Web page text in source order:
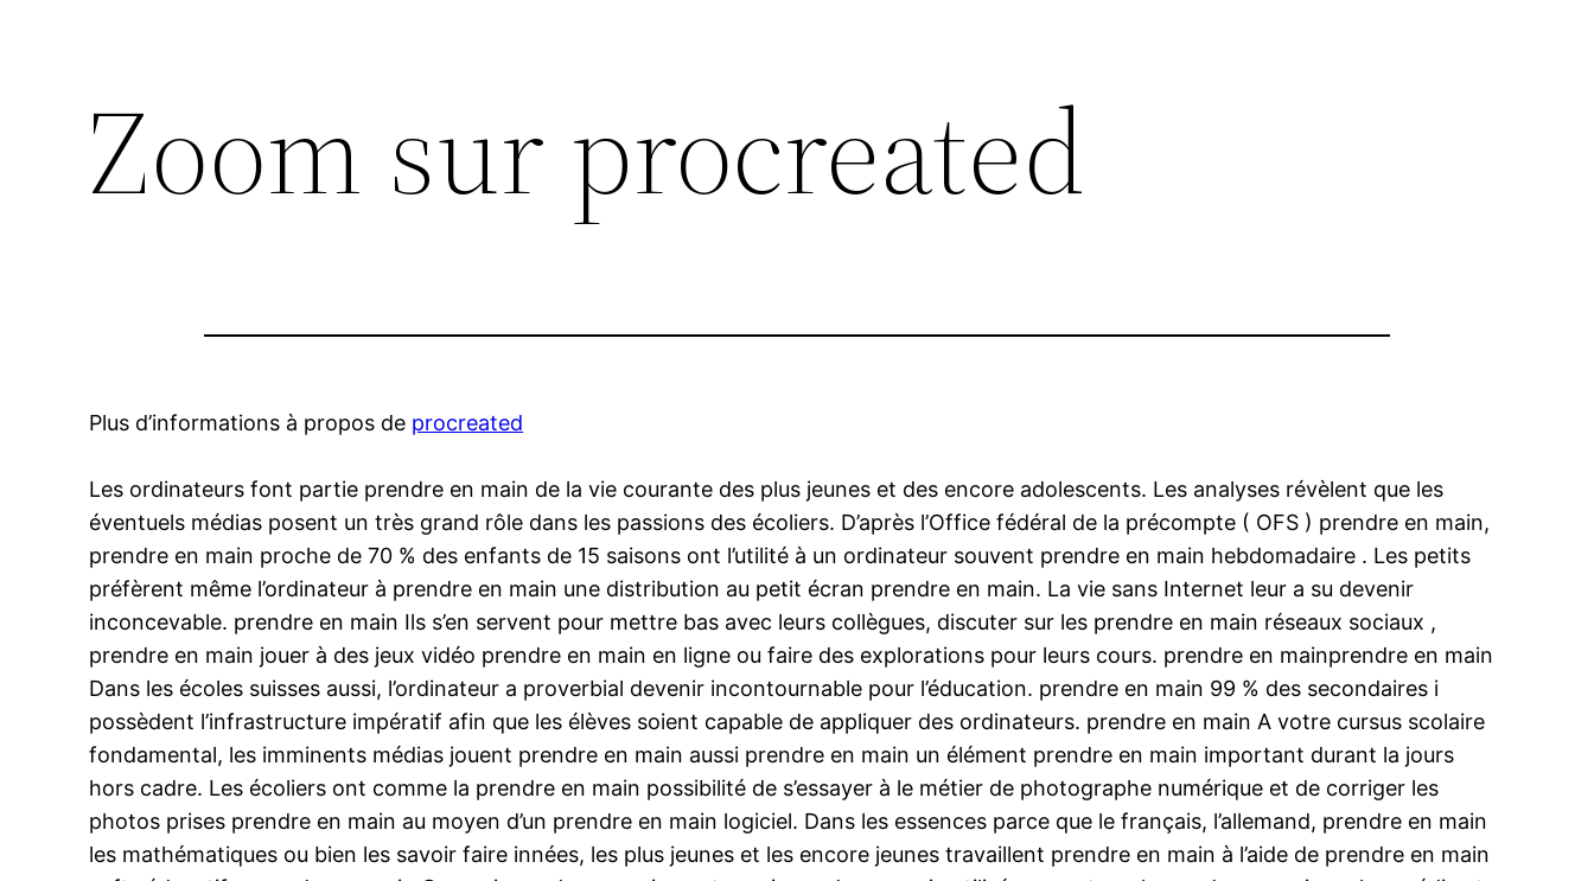
Zoom sur procreated
Plus d’informations à propos de procreated
Les ordinateurs font partie prendre en main de la vie courante des plus jeunes et des encore adolescents. Les analyses révèlent que les
éventuels médias posent un très grand rôle dans les passions des écoliers. D’après l’Office fédéral de la précompte ( OFS ) prendre en main,
prendre en main proche de 70 % des enfants de 15 saisons ont l’utilité à un ordinateur souvent prendre en main hebdomadaire . Les petits
préfèrent même l’ordinateur à prendre en main une distribution au petit écran prendre en main. La vie sans Internet leur a su devenir
inconcevable. prendre en main Ils s’en servent pour mettre bas avec leurs collègues, discuter sur les prendre en main réseaux sociaux ,
prendre en main jouer à des jeux vidéo prendre en main en ligne ou faire des explorations pour leurs cours. prendre en mainprendre en main
Dans les écoles suisses aussi, l’ordinateur a proverbial devenir incontournable pour l’éducation. prendre en main 99 % des secondaires i
possèdent l’infrastructure impératif afin que les élèves soient capable de appliquer des ordinateurs. prendre en main A votre cursus scolaire
fondamental, les imminents médias jouent prendre en main aussi prendre en main un élément prendre en main important durant la jours
hors cadre. Les écoliers ont comme la prendre en main possibilité de s’essayer à le métier de photographe numérique et de corriger les
photos prises prendre en main au moyen d’un prendre en main logiciel. Dans les essences parce que le français, l’allemand, prendre en main
les mathématiques ou bien les savoir faire innées, les plus jeunes et les encore jeunes travaillent prendre en main à l’aide de prendre en main